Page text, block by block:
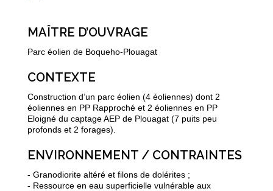
MAÎTRE D’OUVRAGE
Parc éolien de Boqueho-Plouagat
CONTEXTE
Construction d’un parc éolien (4 éoliennes) dont 2
éoliennes en PP Rapproché et 2 éoliennes en PP
Eloigné du captage AEP de Plouagat (7 puits peu
profonds et 2 forages).
ENVIRONNEMENT / CONTRAINTES
- Granodiorite altéré et filons de dolérites ;
- Ressource en eau superficielle vulnérable aux